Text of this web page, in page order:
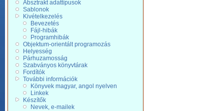
Absztrakt adattípusok
Sablonok
Kivételkezelés
Bevezetés
Fájl-hibák
Programhibák
Objektum-orientált programozás
Helyesség
Párhuzamosság
Szabványos könyvtárak
Fordítók
További információk
Könyvek magyar, angol nyelven
Linkek
Készítők
Nevek, e-mailek